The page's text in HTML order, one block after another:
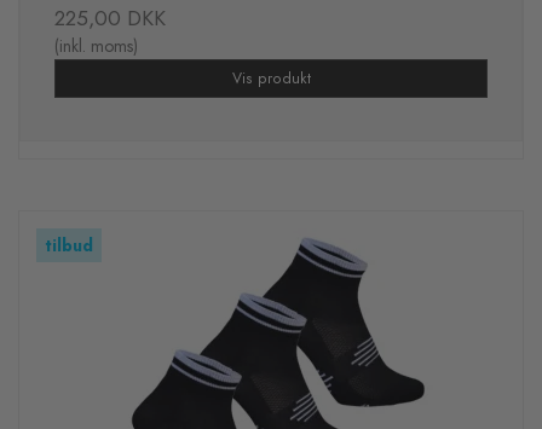
225,00 DKK
(inkl. moms)
Vis produkt
tilbud